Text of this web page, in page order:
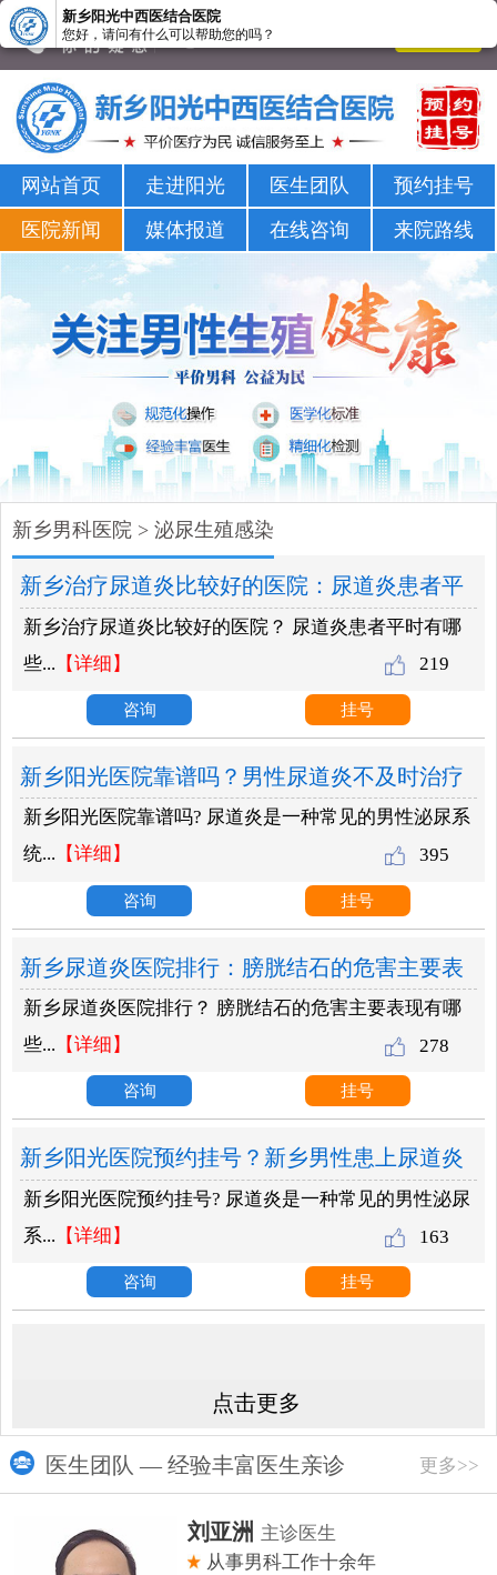
新乡男科医院-新乡市正规男科医院-新乡阳光男科医院
网站首页 走进阳光 医生团队
预约挂号
医院新闻
媒体报道 在线咨询 来院路线
新乡男科医院 >泌尿生殖感染
新乡治疗尿道炎比较好的医院：尿道炎患者平
时有哪些护理的方法？
219
新乡治疗尿道炎比较好的医院？ 尿道炎患者平时有哪
些... 【详细】
咨询 挂号
新乡阳光医院靠谱吗？男性尿道炎不及时治疗
危害严重吗？
395
新乡阳光医院靠谱吗? 尿道炎是一种常见的男性泌尿系
统... 【详细】
咨询 挂号
新乡尿道炎医院排行：膀胱结石的危害主要表
现有哪些？
278
新乡尿道炎医院排行？ 膀胱结石的危害主要表现有哪
些... 【详细】
咨询 挂号
新乡阳光医院预约挂号？新乡男性患上尿道炎
需要做什么检查？
163
新乡阳光医院预约挂号? 尿道炎是一种常见的男性泌尿
系... 【详细】
咨询 挂号
点击更多
医生团队 — 经验丰富医生亲诊 更多>>
刘亚洲 主诊医生
从事男科工作十余年
新乡阳光中西医结合医院
您好，请问有什么可以帮助您的吗？